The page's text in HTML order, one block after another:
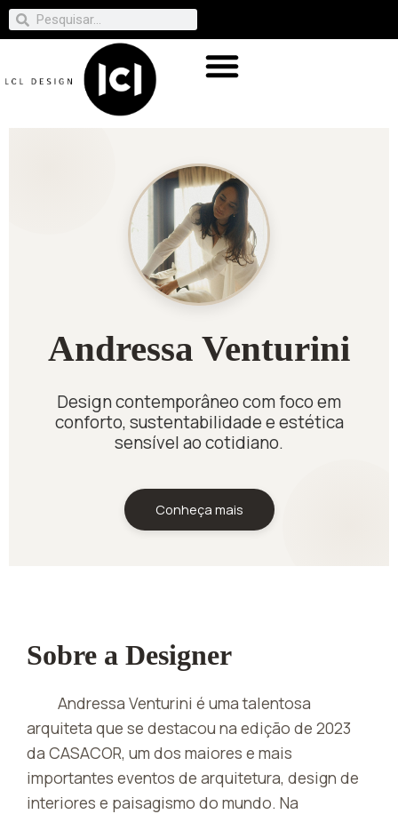
Andressa Venturini
Design contemporâneo com foco em
conforto, sustentabilidade e estética
sensível ao cotidiano.
Conheça mais
Sobre a Designer
Andressa Venturini é uma talentosa
arquiteta que se destacou na edição de 2023
da CASACOR, um dos maiores e mais
importantes eventos de arquitetura, design de
interiores e paisagismo do mundo. Na